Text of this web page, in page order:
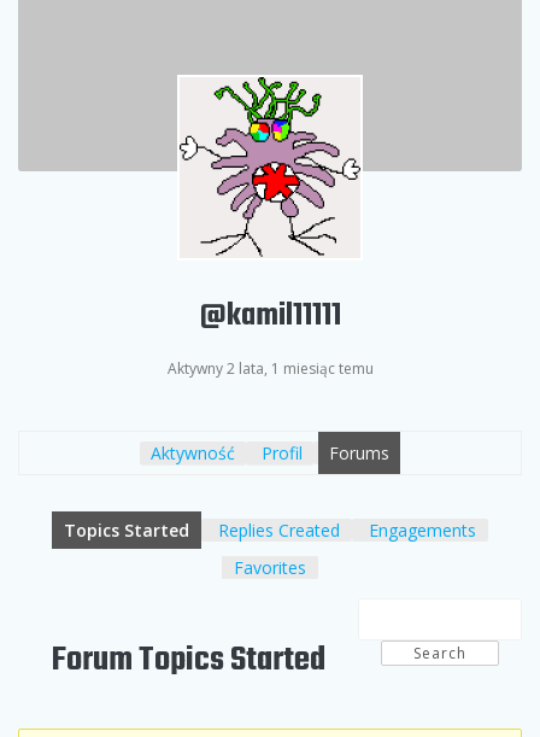
@kamil11111
Aktywny 2 lata, 1 miesiąc temu
Aktywność Profil Forums
Topics Started Replies Created
Engagements
Favorites
Forum Topics Started